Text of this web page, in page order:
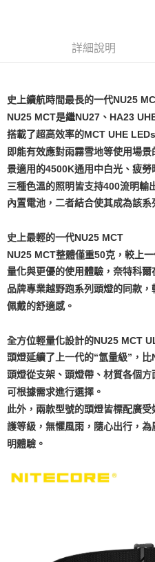
【注意事項】
1.本服務係由「台灣大哥大股份有限
買賣價金債權讓與本公司後，依約使
2.基於同意付款使用「大哥付你分期
資料（包含姓名、電話或地址）提供
由本公司與您本人進行分期帳單所需
3.完整用戶服務條款，請詳閱以下連
【「AFTEE先享後付」結帳流程】
３．收到繳費通知簡訊後14天內，點
ATM／網路銀行／等多元方式進行付
※ 請注意：結帳手續完成當下不需立
購買商品的店家。未經商家同意取消
後付繳納相關費用。
※ 交易是否成功請以「AFTEE先享
是否繳費成功／繳費後需取消欲退款
客戶支援中心」https://
【注意事項】
易，需依本服務之必要範圍內提供個
權轉讓予恩沛科技股份有限公司。
２．關於個人資料處理事宜，請瀏覽
https://aftee.tw/terms/#terms3
３．未成年的使用者請事先徵得法定
「AFTEE先享後付」，若未經同意申
任。
請求用戶進行身份認證。
５．嚴禁一人註冊多個帳號或使用他
恩沛科技股份有限公司將有權停止該
付款後全家取貨
每筆NT$60，滿NT$1,200(含以
7-11取貨付款
每筆NT$60，滿NT$1,200(含以
付款後7-11取貨
每筆NT$60，滿NT$1,200(含以
每筆NT$100，滿NT$2,000(含以
離島一般宅配
每筆NT$200，滿NT$2,000(含以
每筆NT$200，滿NT$3,000(含以
詳細說明
史上續航時間最長的一代NU25
NU25 MCT是繼NU27、HA23
搭載了超高效率的MCT UHE
即能有效應對雨霧雪地等使用場
景適用的4500K通用中白光、疲
三種色溫的照明皆支持400流明輸
內置電池，二者結合使其成為該
史上最輕的一代NU25 MCT
NU25 MCT整體僅重50克，較上
量化與更優的使用體驗，奈特科
品牌專業越野跑系列頭燈的同款
佩戴的舒適感。
全方位輕量化設計的NU25 MCT UL
頭燈延續了上一代的“氫量級”，
頭燈從支架、頭燈帶、材質各個
可根據需求進行選擇。
此外，兩款型號的頭燈皆標配廣
護等級，無懼風雨，隨心出行，
明體驗。